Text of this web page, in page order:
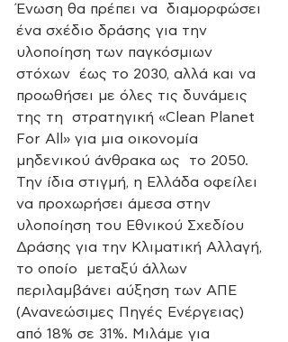
Ένωση θα πρέπει να  διαμορφώσει
ένα σχέδιο δράσης για την
υλοποίηση των παγκόσμιων
στόχων  έως το 2030, αλλά και να
προωθήσει με όλες τις δυνάμεις
της τη  στρατηγική «Clean Planet
For All» για μια οικονομία
μηδενικού άνθρακα ως  το 2050.
Την ίδια στιγμή, η Ελλάδα οφείλει
να προχωρήσει άμεσα στην
υλοποίηση του Εθνικού Σχεδίου
Δράσης για την Κλιματική Αλλαγή,
το οποίο  μεταξύ άλλων
περιλαμβάνει αύξηση των ΑΠΕ
(Ανανεώσιμες Πηγές Ενέργειας)
από 18% σε 31%. Μιλάμε για